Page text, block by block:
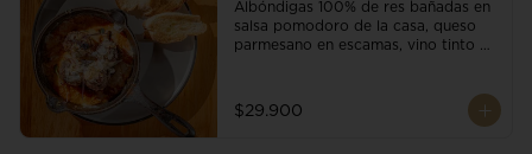
Albóndigas 100% de res bañadas en
salsa pomodoro de la casa, queso
parmesano en escamas, vino tinto y
$29.900